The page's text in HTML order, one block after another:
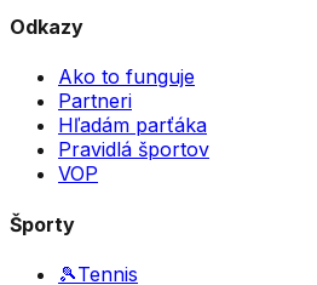
Odkazy
Ako to funguje
Partneri
Hľadám parťáka
Pravidlá športov
VOP
Športy
🎾Tennis